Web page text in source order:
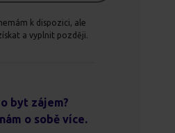
k dispozici, ale
a vyplnit později.
byt zájem?
o sobě více.